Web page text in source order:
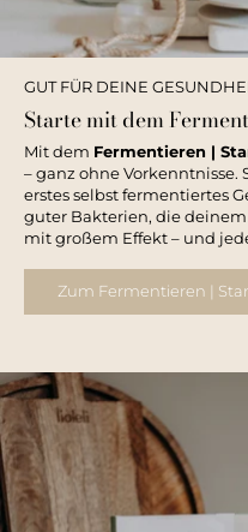
GUT FÜR DEINE
Starte mit dem
Mit dem Fermentieren |
– ganz ohne
erstes selbst fermentiertes
guter Bakterien, die deinem
mit großem Effekt – und
Zum Fermentieren |